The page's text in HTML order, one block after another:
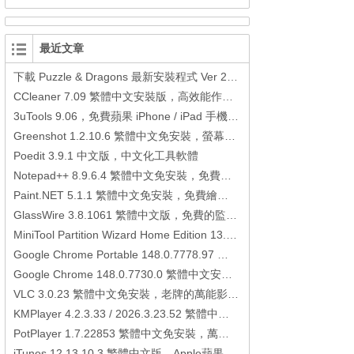
最近文章
Poedit 3.9.1 中文版，中文化工具軟體